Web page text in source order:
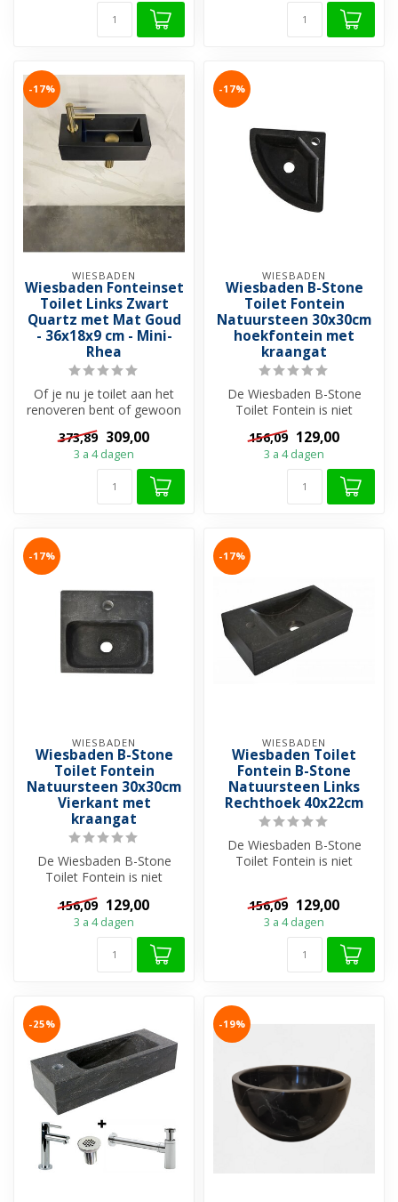
-17%
WIESBADEN
Wiesbaden Fonteinset
Toilet Links Zwart
Quartz met Mat Goud
- 36x18x9 cm - Mini-
Rhea
Of je nu je toilet aan het
renoveren bent of gewoon
deze...
373,89 309,00
3 a 4 dagen
-17%
WIESBADEN
Wiesbaden B-Stone
Toilet Fontein
Natuursteen 30x30cm
hoekfontein met
kraangat
De Wiesbaden B-Stone
Toilet Fontein is niet
uw toilet, ...
156,09 129,00
3 a 4 dagen
-17%
WIESBADEN
Wiesbaden B-Stone
Toilet Fontein
Natuursteen 30x30cm
Vierkant met
kraangat
De Wiesbaden B-Stone
Toilet Fontein is niet
zomaar een wasbakje voor
uw toilet, ...
156,09 129,00
3 a 4 dagen
-17%
WIESBADEN
Wiesbaden Toilet
Fontein B-Stone
Natuursteen Links
Rechthoek 40x22cm
De Wiesbaden B-Stone
Toilet Fontein is niet
uw toilet, ...
156,09 129,00
3 a 4 dagen
-25% -19%